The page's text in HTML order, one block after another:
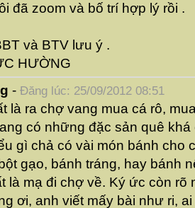
đã zoom và bố trí hợp lý rồi .
và BTV lưu ý .
HƯỜNG
- Đăng lúc: 25/09/2012 08:51
là ra chợ vang mua cá rô,
có những đặc sản quê khá
gì chả có vài món bánh cho
gạo, bánh tráng, hay bánh
là mạ đi chợ về. Ký ức còn rõ
ơi, anh viết mấy bài như ri,